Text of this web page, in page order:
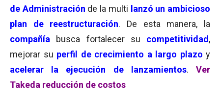
de Administración de la multi lanzó un ambicioso
plan de reestructuración. De esta manera, la
compañía busca fortalecer su competitividad ,
mejorar su perfil de crecimiento a largo plazo y
acelerar la ejecución de
lanzamientos.
Ver
Takeda reducción de costos